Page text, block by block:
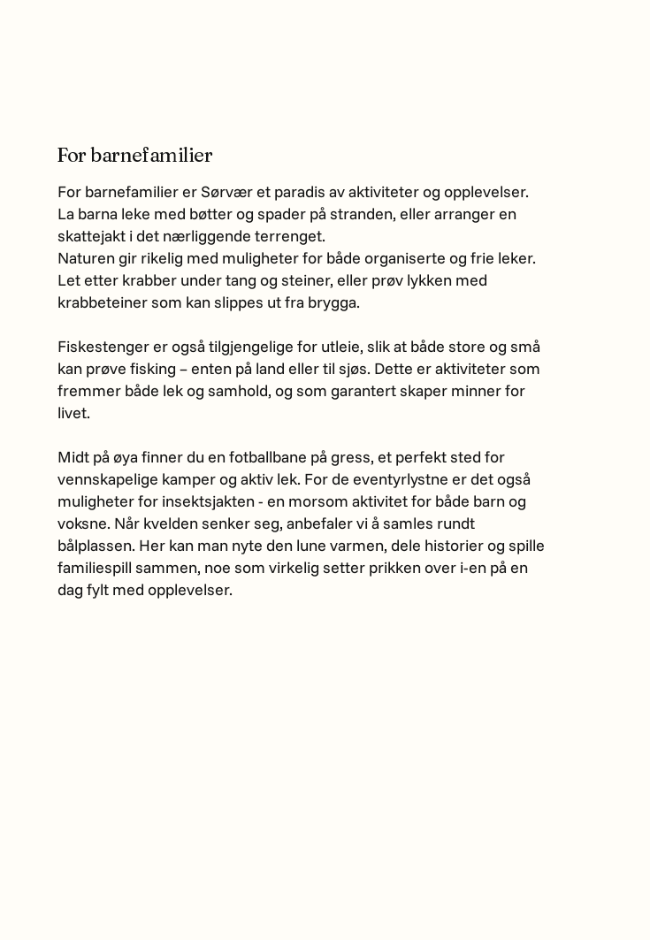
For barnefamilier
For barnefamilier er Sørvær et paradis av aktiviteter og opplevelser.
La barna leke med bøtter og spader på stranden, eller arranger en
skattejakt i det nærliggende terrenget.
Naturen gir rikelig med muligheter for både organiserte og frie leker.
Let etter krabber under tang og steiner, eller prøv lykken med
krabbeteiner som kan slippes ut fra brygga.
Fiskestenger er også tilgjengelige for utleie, slik at både store og små
kan prøve fisking – enten på land eller til sjøs. Dette er aktiviteter som
fremmer både lek og samhold, og som garantert skaper minner for
livet.
Midt på øya finner du en fotballbane på gress, et perfekt sted for
vennskapelige kamper og aktiv lek. For de eventyrlystne er det også
muligheter for insektsjakten - en morsom aktivitet for både barn og
voksne. Når kvelden senker seg, anbefaler vi å samles rundt
bålplassen. Her kan man nyte den lune varmen, dele historier og spille
familiespill sammen, noe som virkelig setter prikken over i-en på en
dag fylt med opplevelser.